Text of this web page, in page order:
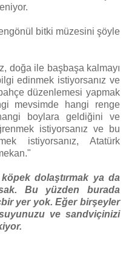
bitki müzesini şöyle
doğa ile başbaşa kalmayı
edinmek istiyorsanız ve
düzenlemesi yapmak
mevsimde hangi renge
boylara geldiğini ve
istiyorsanız ve bu
istiyorsanız, Atatürk
dolaştırmak ya da
Bu yüzden burada
yer yok. Eğer birşeyler
ve sandviçinizi